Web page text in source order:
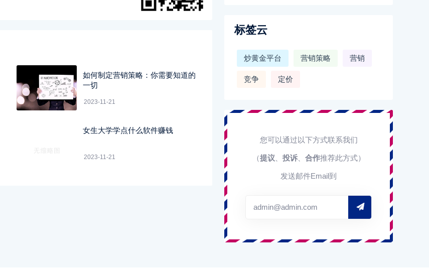
如何制定营销策略：你需要知道的
一切
2023-11-21
女生大学学点什么软件赚钱
2023-11-21
标签云
炒黄金平台 营销策略 营销
竞争 定价
您可以通过以下方式联系我们
（提议 投诉、 合作推荐此方式）
发送邮件Email到
admin@admin.com